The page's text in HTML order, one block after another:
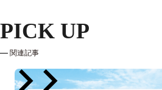
PICK UP
関連記事